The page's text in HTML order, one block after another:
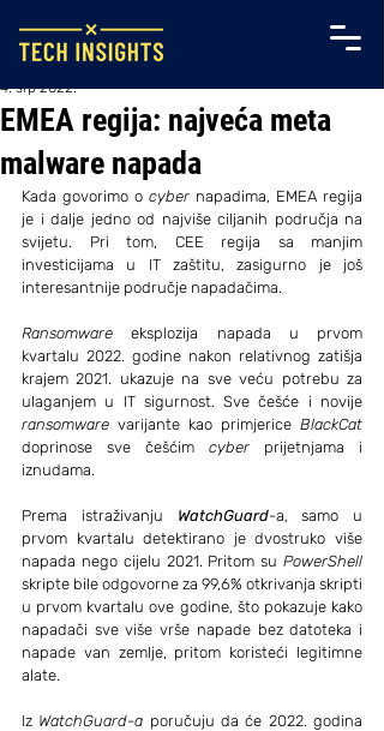
EMEA regija: najveća meta
malware napada
4. srp 2022.
Kada govorimo o cyber napadima, EMEA regija
je i dalje jedno od najviše ciljanih područja na
svijetu. Pri tom, CEE regija sa manjim
investicijama u IT zaštitu, zasigurno je još
interesantnije područje napadačima.
Ransomware eksplozija napada u prvom
kvartalu 2022. godine nakon relativnog zatišja
krajem 2021. ukazuje na sve veću potrebu za
ransomware varijante kao primjerice BlackCat
doprinose sve češćim cyber prijetnjama i
iznudama.
Prema istraživanju WatchGuard-a, samo u
prvom kvartalu detektirano je dvostruko više
napada nego cijelu 2021. Pritom su PowerShell
skripte bile odgovorne za 99,6% otkrivanja skripti
u prvom kvartalu ove godine, što pokazuje kako
napadači sve više vrše napade bez datoteka i
napade van zemlje, pritom koristeći legitimne
alate.
Iz WatchGuard-a poručuju da će 2022. godina